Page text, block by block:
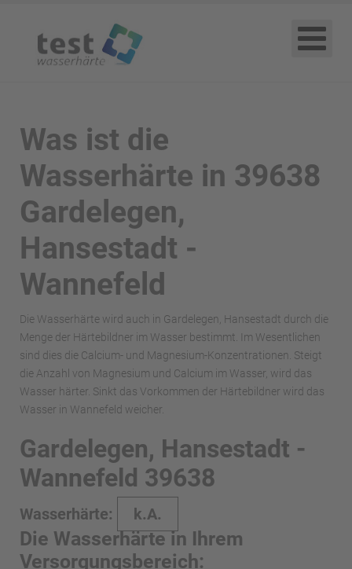
Was ist die
Wasserhärte in 39638
Gardelegen,
Hansestadt -
Wannefeld
Die Wasserhärte wird auch in Gardelegen, Hansestadt durch die
Menge der Härtebildner im Wasser bestimmt. Im Wesentlichen
sind dies die Calcium- und Magnesium-Konzentrationen. Steigt
die Anzahl von Magnesium und Calcium im Wasser, wird das
Wasser härter. Sinkt das Vorkommen der Härtebildner wird das
Wasser in Wannefeld weicher.
Gardelegen, Hansestadt -
Wannefeld 39638
Wasserhärte: k.A.
Die Wasserhärte in Ihrem
Versorgungsbereich: